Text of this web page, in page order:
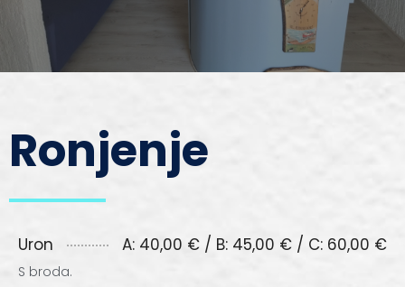
Ronjenje
Uron A: 40,00 € / B: 45,00 € / C: 60,00 €
S broda.